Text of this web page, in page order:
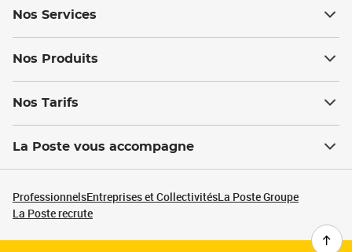
Nos Services
Nos Produits
Nos Tarifs
La Poste vous accompagne
ProfessionnelsEntreprises et CollectivitésLa Poste Groupe
La Poste recrute